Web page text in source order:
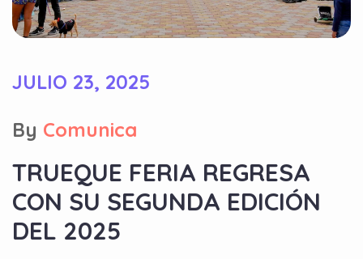
JULIO 23, 2025
By Comunica
TRUEQUE FERIA REGRESA
CON SU SEGUNDA EDICIÓN
DEL 2025